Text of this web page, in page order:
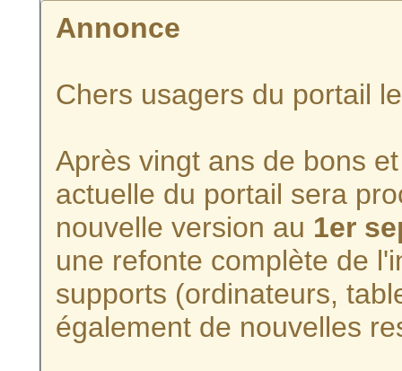
Annonce
Chers usagers du portail
Après vingt ans de bons
actuelle du portail sera
nouvelle version au 1er
une refonte complète de
supports (ordinateurs,
également de nouvelles